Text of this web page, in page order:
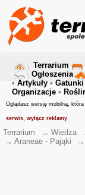
Terrarium
Ogłoszenia
• Artykuły • Gatunki
Organizacje •
Oglądasz wersję mobilną,
serwis, wyłącz reklamy
Terrarium → Wiedza
→ Araneae - Pająki →